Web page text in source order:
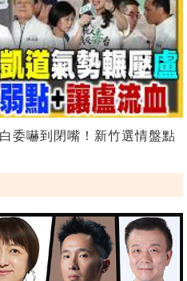
委嚇到閉嘴！新竹選情盤點